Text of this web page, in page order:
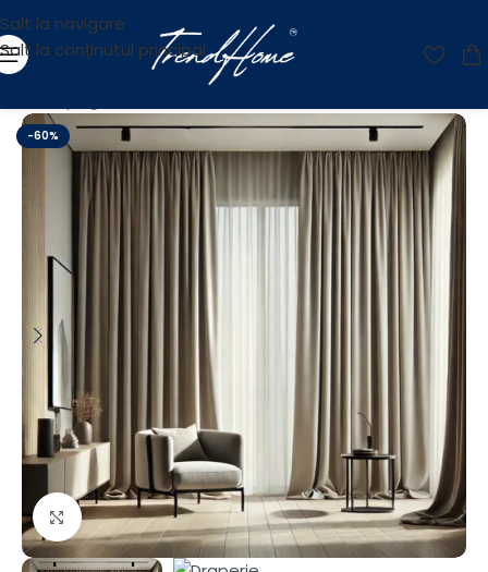
Salt la navigare
Salt la conținutul principal
-60%
Fă clic pentru a mări